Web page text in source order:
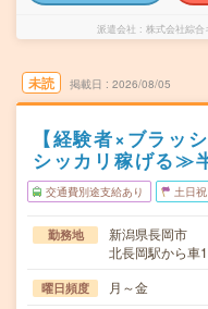
派遣会社 株式会社綜
未読 掲載日 2026/08/05
【経験者×ブラッ
シッカリ稼げる≫
交通費別途支給あり 土日
勤務地
新潟県長岡市
北長岡駅から車
曜日頻度 月～金